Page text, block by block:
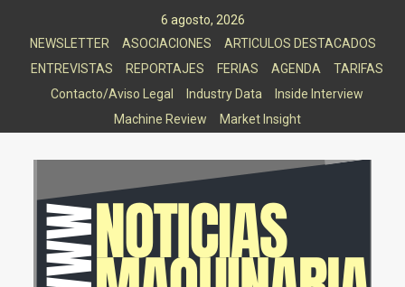
6 agosto, 2026
NEWSLETTER
ASOCIACIONES
ARTICULOS DESTACADOS
ENTREVISTAS
REPORTAJES FERIAS AGENDA
TARIFAS
Contacto/Aviso Legal
Industry Data
Inside Interview
Machine Review
Market Insight